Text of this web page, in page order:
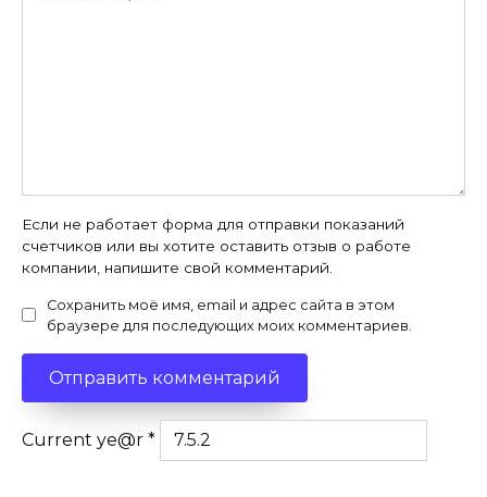
Если не работает форма для отправки показаний
счетчиков или вы хотите оставить отзыв о работе
компании, напишите свой комментарий.
Сохранить моё имя, email и адрес сайта в этом
браузере для последующих моих комментариев.
Current ye@r *